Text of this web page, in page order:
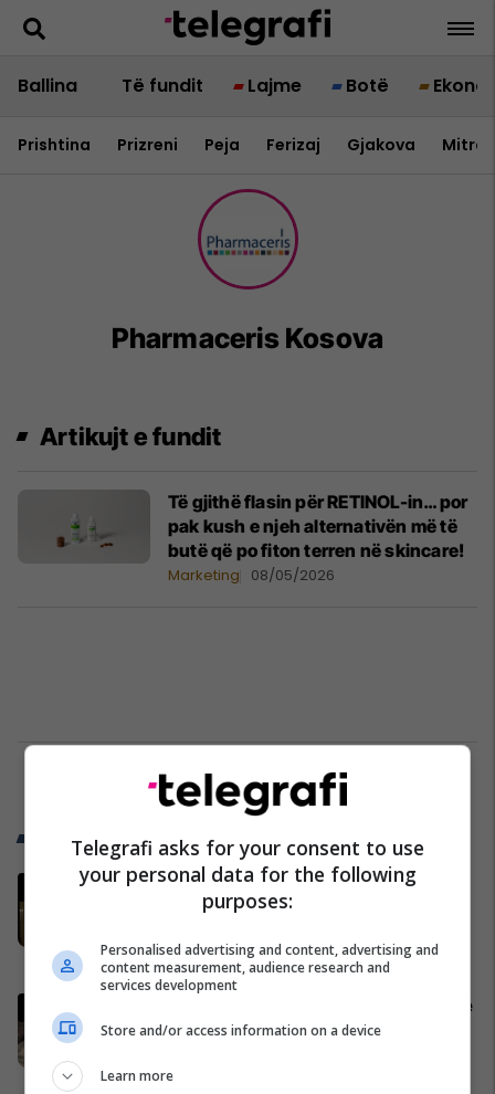
Ballina Të fundit Lajme Botë
Prishtina Prizreni Peja Ferizaj Gjakova
Pharmaceris Kosova
Artikujt e fundit
Të gjithë flasin për RETINOL-in… por
pak kush e njeh alternativën më të
butë që po fiton terren në skincare!
Marketing 08/05/2026
1
Trend Telegrafi
Kurti pas takimit me Abdixhikun:
Nuk kemi marrëveshje politike me
Politikë
Ukrainasit i kapin ushtarët rusë në
befasi, ishin duke fjetur në
Evropa
Telegrafi asks for your consent to use
your personal data for the following
purposes:
Personalised advertising and content, advertising and
content measurement, audience research and
services development
Store and/or access information on a device
Learn more